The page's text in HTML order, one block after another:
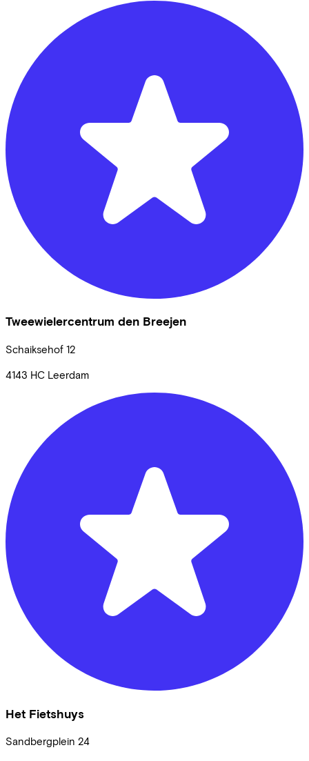
Tweewielercentrum den Breejen
Schaiksehof 12
4143 HC Leerdam
Het Fietshuys
Sandbergplein 24